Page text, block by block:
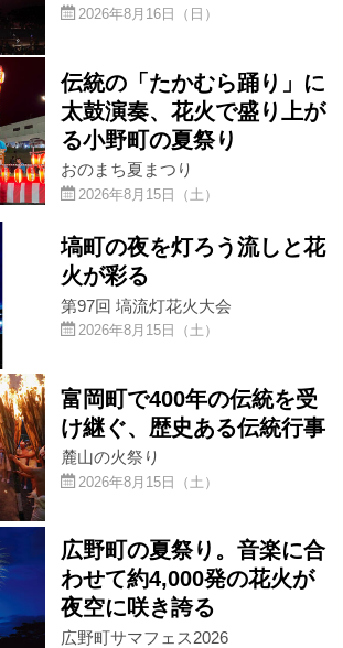
2026年8月16日（日）
伝統の「たかむら踊り」に
太鼓演奏、花火で盛り上が
る小野町の夏祭り
おのまち夏まつり
2026年8月15日（土）
塙町の夜を灯ろう流しと花
火が彩る
第97回 塙流灯花火大会
2026年8月15日（土）
富岡町で400年の伝統を受
け継ぐ、歴史ある伝統行事
麓山の火祭り
2026年8月15日（土）
広野町の夏祭り。音楽に合
わせて約4,000発の花火が
夜空に咲き誇る
広野町サマフェス2026